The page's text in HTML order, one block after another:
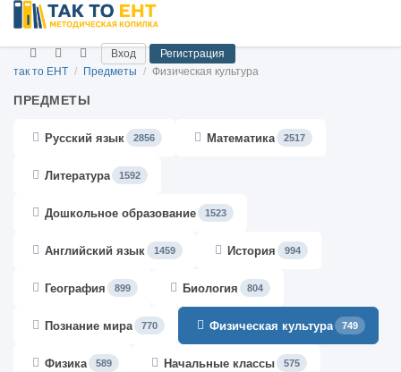
Вход
Регистрация
так то ЕНТ / Предметы / Физическая культура
ПРЕДМЕТЫ
Русский язык 2856 Математика 2517
Литература 1592
Дошкольное образование 1523
Английский язык 1459 История 994
География 899 Биология 804
Познание мира 770 Физическая культура 749
Физика 589 Начальные классы 575